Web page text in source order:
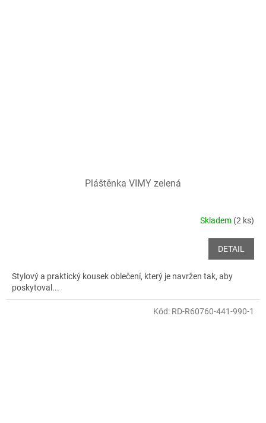
Pláštěnka VIMY zelená
Skladem (2 ks)
DETAIL
Stylový a praktický kousek oblečení, který je navržen tak, aby
poskytoval...
Kód: RD-R60760-441-990-1